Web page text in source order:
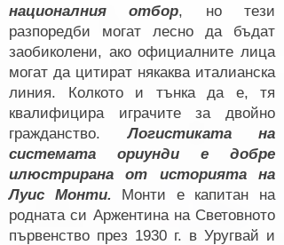
националния отбор, но тези
разпоредби могат лесно да бъдат
заобиколени, ако официалните лица
могат да цитират някаква италианска
линия. Колкото и тънка да е, тя
квалифицира играчите за двойно
гражданство.Логистиката на
системата ориунди е добре
илюстрирана от историята на
Луис Монти. Монти е капитан на
родната си Аржентина на Световното
първенство през 1930 г. в Уругвай и